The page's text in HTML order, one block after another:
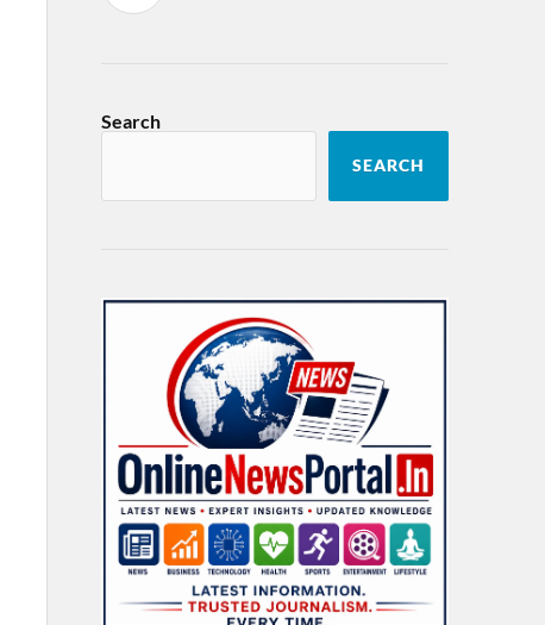
Search
SEARCH